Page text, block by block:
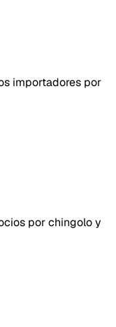
importadores por
por chingolo y